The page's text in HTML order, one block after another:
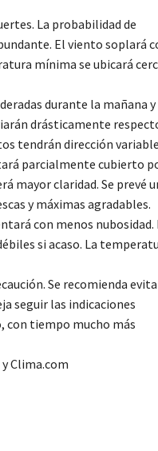
La probabilidad de
El viento soplará
mínima se ubicará
durante la mañana y
drásticamente
tendrán dirección
parcialmente cubierto
mayor claridad. Se prevé
y máximas agradables.
con menos nubosidad.
si acaso. La
Se recomienda
seguir las indicaciones
con tiempo mucho más
Clima.com